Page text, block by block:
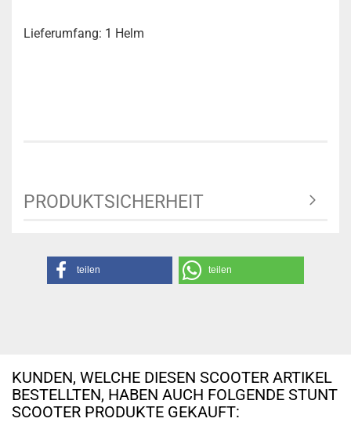
Lieferumfang: 1 Helm
PRODUKTSICHERHEIT
teilen teilen
KUNDEN, WELCHE DIESEN SCOOTER ARTIKEL
BESTELLTEN, HABEN AUCH FOLGENDE STUNT
SCOOTER PRODUKTE GEKAUFT: